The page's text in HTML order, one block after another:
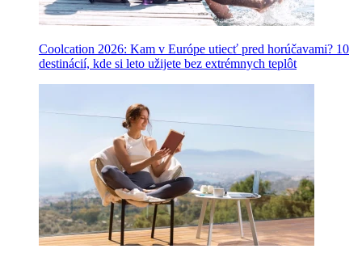
Coolcation 2026: Kam v Európe utiecť pred horúčavami? 10
destinácií, kde si leto užijete bez extrémnych teplôt